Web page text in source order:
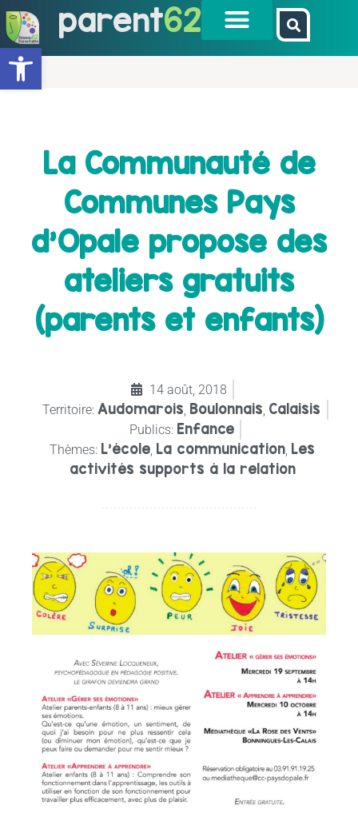
Ouvrir la barre d’outils
parent62
La Communauté de
Communes Pays
d’Opale propose des
ateliers gratuits
(parents et enfants)
14 août, 2018
Territoire: Audomarois Boulonnais Calaisis
Publics: Enfance
Thèmes: L'école La communication Les
activités supports à la relation